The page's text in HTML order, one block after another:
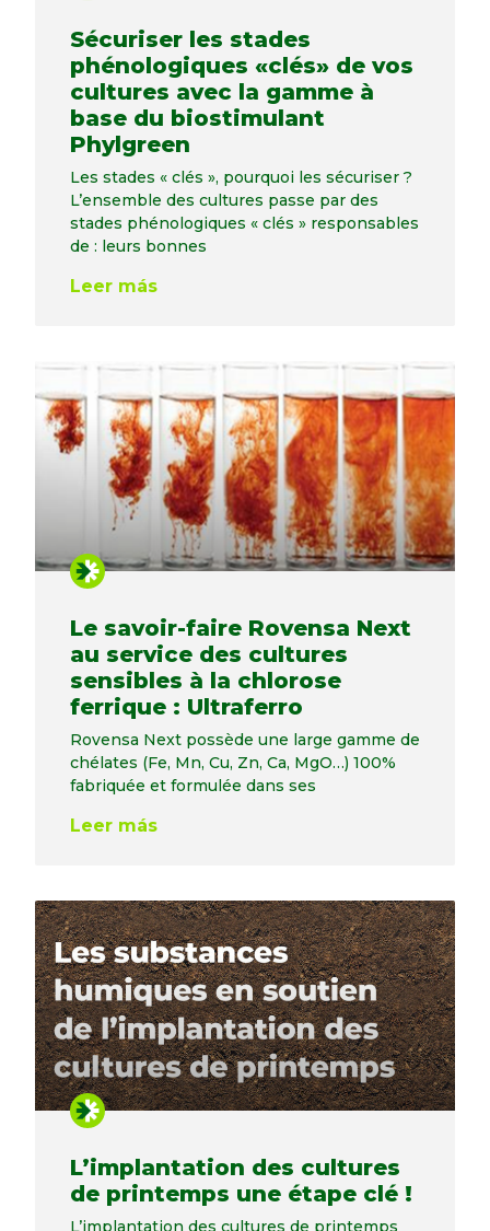
Sécuriser les stades
phénologiques «clés» de vos
cultures avec la gamme à
base du biostimulant
Phylgreen
Les stades « clés », pourquoi les sécuriser ?
L’ensemble des cultures passe par des
stades phénologiques « clés » responsables
de : leurs bonnes
Leer más
Le savoir-faire Rovensa Next
au service des cultures
sensibles à la chlorose
ferrique : Ultraferro
Rovensa Next possède une large gamme de
chélates (Fe, Mn, Cu, Zn, Ca, MgO…) 100%
fabriquée et formulée dans ses
Leer más
L’implantation des cultures
de printemps une étape clé !
L’implantation des cultures de printemps